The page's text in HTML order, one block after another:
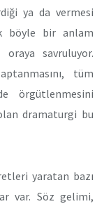
ya da vermesi
böyle bir anlam
oraya savruluyor.
tüm
örgütlenmesini
dramaturgi bu
yaratan bazı
var. Söz gelimi,